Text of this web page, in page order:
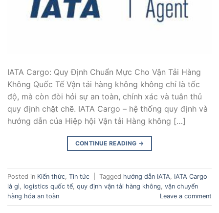
IATA Cargo: Quy Định Chuẩn Mực Cho Vận Tải Hàng
Không Quốc Tế Vận tải hàng không không chỉ là tốc
độ, mà còn đòi hỏi sự an toàn, chính xác và tuân thủ
quy định chặt chẽ. IATA Cargo – hệ thống quy định và
hướng dẫn của Hiệp hội Vận tải Hàng không […]
CONTINUE READING →
Posted in Kiến thức, Tin tức Tagged hướng dẫn IATA, IATA Cargo
là gì, logistics quốc tế, quy định vận tải hàng không, vận chuyển
hàng hóa an toàn
Leave a comment